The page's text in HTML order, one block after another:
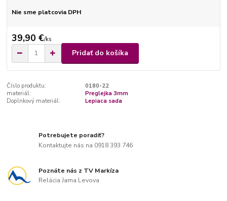
Nie sme platcovia DPH
39,90 €/ks
Pridať do košíka
Číslo produktu:
0180-22
materiál:
Preglejka 3mm
Doplnkový materiál:
Lepiaca sada
Potrebujete poradiť?
Kontaktujte nás na 0918 393 746
Poznáte nás z TV Markíza
Relácia Jama Levova